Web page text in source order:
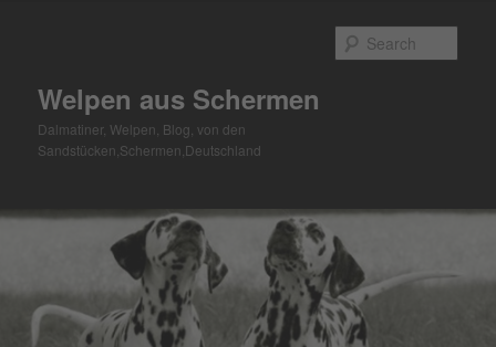
Welpen aus Schermen
Dalmatiner, Welpen, Blog, von den
Sandstücken,Schermen,Deutschland